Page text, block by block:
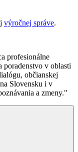
výročnej správe.
profesionálne
poradenstvo v oblasti
občianskej
Slovensku i v
a zmeny."